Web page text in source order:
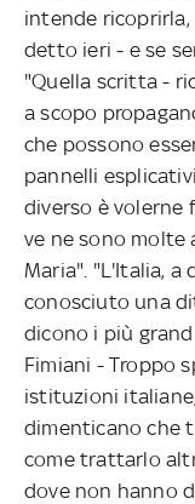
intende ricoprirla,
detto ieri - e se
"Quella scritta -
a scopo
che possono
pannelli
diverso è
ve ne sono molte
Maria". "L'Italia, a
conosciuto una
dicono i più
Fimiani - Troppo
istituzioni
dimenticano che
come trattarlo
dove non hanno